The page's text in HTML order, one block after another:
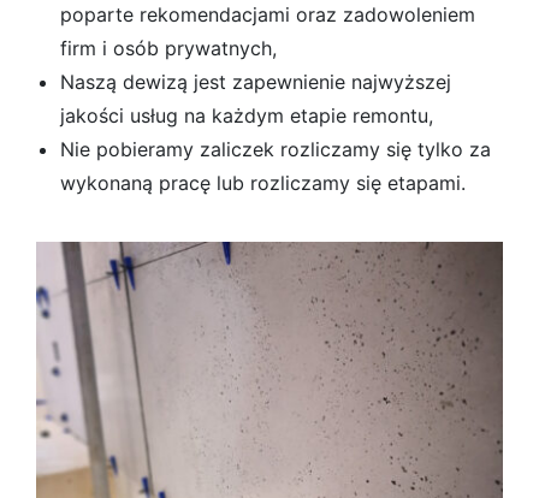
poparte rekomendacjami oraz zadowoleniem
firm i osób prywatnych,
Naszą dewizą jest zapewnienie najwyższej
jakości usług na każdym etapie remontu,
Nie pobieramy zaliczek rozliczamy się tylko za
wykonaną pracę lub rozliczamy się etapami.